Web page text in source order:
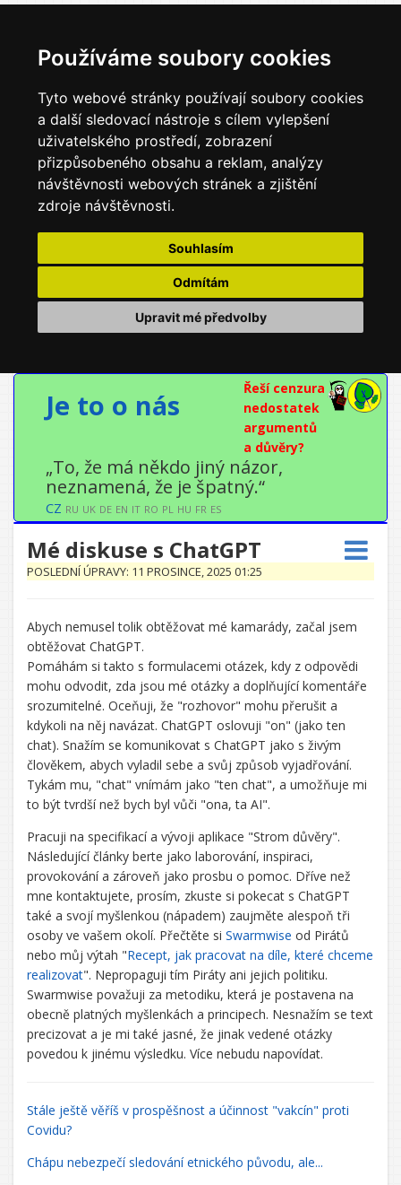
Používáme soubory cookies
Tyto webové stránky používají soubory cookies
a další sledovací nástroje s cílem vylepšení
uživatelského prostředí, zobrazení
přizpůsobeného obsahu a reklam, analýzy
návštěvnosti webových stránek a zjištění
zdroje návštěvnosti.
Souhlasím
Odmítám
Upravit mé předvolby
Je to o nás
Řeší cenzura
nedostatek
argumentů
a důvěry?
„To, že má někdo jiný názor,
neznamená, že je špatný.“
CZ RU UK DE EN IT RO PL HU FR ES
Mé diskuse s ChatGPT
POSLEDNÍ ÚPRAVY: 11 PROSINCE, 2025 01:25
Abych nemusel tolik obtěžovat mé kamarády, začal jsem
obtěžovat ChatGPT.
Pomáhám si takto s formulacemi otázek, kdy z odpovědi
mohu odvodit, zda jsou mé otázky a doplňující komentáře
srozumitelné. Oceňuji, že "rozhovor" mohu přerušit a
kdykoli na něj navázat. ChatGPT oslovuji "on" (jako ten
chat). Snažím se komunikovat s ChatGPT jako s živým
člověkem, abych vyladil sebe a svůj způsob vyjadřování.
Tykám mu, "chat" vnímám jako "ten chat", a umožňuje mi
to být tvrdší než bych byl vůči "ona, ta AI".
Pracuji na specifikací a vývoji aplikace "Strom důvěry".
Následující články berte jako laborování, inspiraci,
provokování a zároveň jako prosbu o pomoc. Dříve než
mne kontaktujete, prosím, zkuste si pokecat s ChatGPT
také a svojí myšlenkou (nápadem) zaujměte alespoň tři
osoby ve vašem okolí. Přečtěte si Swarmwise od Pirátů
nebo můj výtah "Recept, jak pracovat na díle, které chceme
realizovat". Nepropaguji tím Piráty ani jejich politiku.
Swarmwise považuji za metodiku, která je postavena na
obecně platných myšlenkách a principech. Nesnažím se text
precizovat a je mi také jasné, že jinak vedené otázky
povedou k jinému výsledku. Více nebudu napovídat.
Stále ještě věříš v prospěšnost a účinnost "vakcín" proti
Covidu?
Chápu nebezpečí sledování etnického původu, ale...